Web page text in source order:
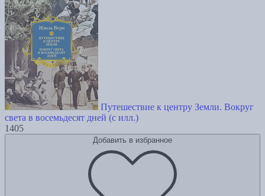
Путешествие к центру Земли. Вокруг
света в восемьдесят дней (с илл.)
1405
Добавить в избранное